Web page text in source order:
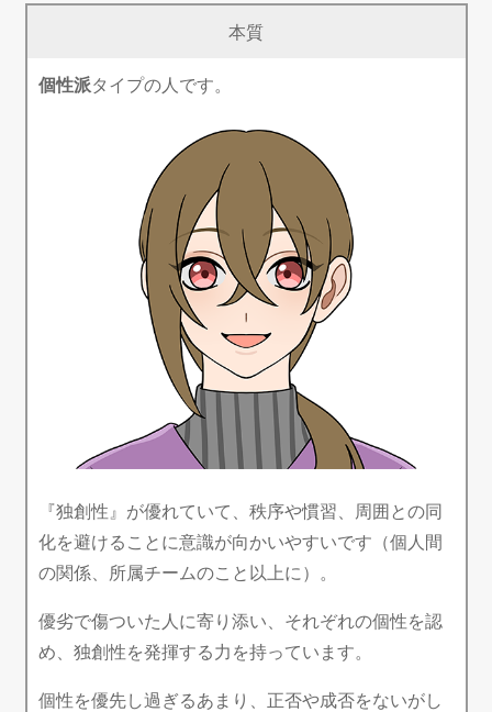
本質
個性派タイプの人です。
『独創性』が優れていて、秩序や慣習、周囲との同
化を避けることに意識が向かいやすいです（個人間
の関係、所属チームのこと以上に）。
優劣で傷ついた人に寄り添い、それぞれの個性を認
め、独創性を発揮する力を持っています。
個性を優先し過ぎるあまり、正否や成否をないがし